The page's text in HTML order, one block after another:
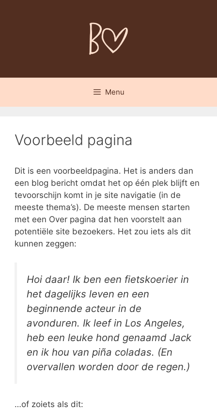
Menu
Voorbeeld pagina
Dit is een voorbeeldpagina. Het is anders dan
een blog bericht omdat het op één plek blijft en
tevoorschijn komt in je site navigatie (in de
meeste thema’s). De meeste mensen starten
met een Over pagina dat hen voorstelt aan
potentiële site bezoekers. Het zou iets als dit
kunnen zeggen:
Hoi daar! Ik ben een fietskoerier in
het dagelijks leven en een
beginnende acteur in de
avonduren. Ik leef in Los Angeles,
heb een leuke hond genaamd Jack
en ik hou van piña coladas. (En
overvallen worden door de regen.)
…of zoiets als dit: